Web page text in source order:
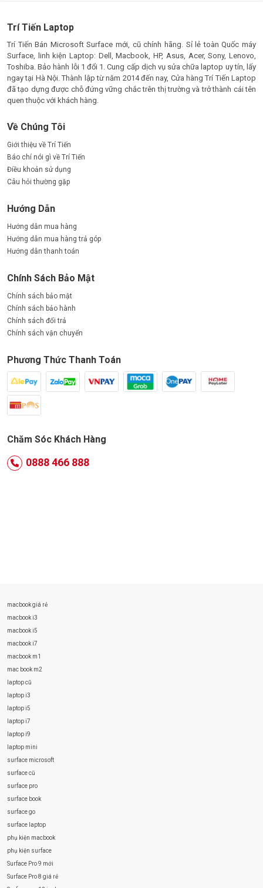
Trí Tiến Laptop
Trí Tiến Bán Microsoft Surface mới, cũ chính hãng. Sỉ lẻ toàn Quốc máy
Surface, linh kiện Laptop: Dell, Macbook, HP, Asus, Acer, Sony, Lenovo,
Toshiba. Bảo hành lỗi 1 đổi 1. Cung cấp dịch vụ sửa chữa laptop uy tín, lấy
ngay tại Hà Nội. Thành lập từ năm 2014 đến nay, Cửa hàng Trí Tiến Laptop
đã tạo dựng được chỗ đứng vững chắc trên thị trường và trở thành cái tên
quen thuộc với khách hàng.
Về Chúng Tôi
Giới thiệu về Trí Tiến
Báo chí nói gì về Trí Tiến
Điều khoản sử dụng
Câu hỏi thường gặp
Hướng Dẫn
Hướng dẫn mua hàng
Hướng dẫn mua hàng trả góp
Hướng dẫn thanh toán
Chính Sách Bảo Mật
Chính sách bảo mật
Chính sách bảo hành
Chính sách đổi trả
Chính sách vận chuyển
Phương Thức Thanh Toán
Chăm Sóc Khách Hàng
0888 466 888
macbook giá rẻ
macbook i3
macbook i5
macbook i7
macbook m1
mac book m2
laptop cũ
laptop i3
laptop i5
laptop i7
laptop i9
laptop mini
surface microsoft
surface cũ
surface pro
surface book
surface go
surface laptop
phụ kiện macbook
phụ kiện surface
Surface Pro 9 mới
Surface Pro 8 giá rẻ